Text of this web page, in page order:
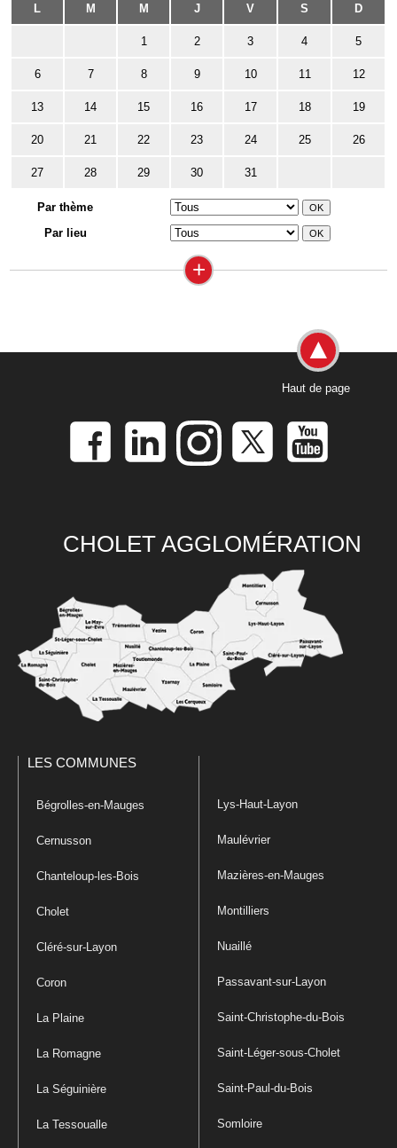
L M M J V S D
1 2 3 4 5
6 7 8 9 10 11 12
13 14 15 16 17 18 19
20 21 22 23 24 25 26
27 28 29 30 31
Par thème
Par lieu
+
Haut de page
CHOLET AGGLOMÉRATION
LES COMMUNES
Bégrolles-en-Mauges
Cernusson
Chanteloup-les-Bois
Cholet
Cléré-sur-Layon
Coron
La Plaine
La Romagne
La Séguinière
La Tessoualle
Lys-Haut-Layon
Maulévrier
Mazières-en-Mauges
Montilliers
Nuaillé
Passavant-sur-Layon
Saint-Christophe-du-Bois
Saint-Léger-sous-Cholet
Saint-Paul-du-Bois
Somloire